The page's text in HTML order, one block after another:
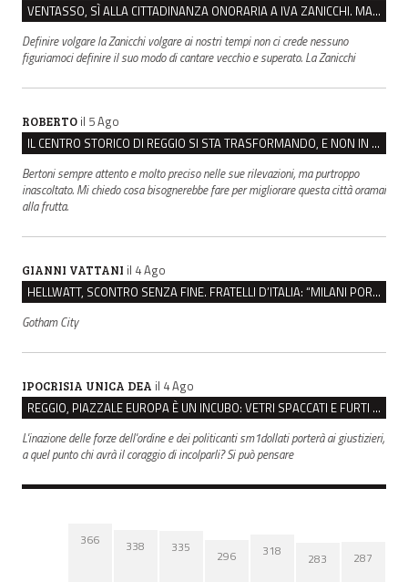
VENTASSO, SÌ ALLA CITTADINANZA ONORARIA A IVA ZANICCHI. MA BARGIACCHI: “È DI PESSIMO GUSTO”
Definire volgare la Zanicchi volgare ai nostri tempi non ci crede nessuno
figuriamoci definire il suo modo di cantare vecchio e superato. La Zanicchi
ROBERTO il 5 Ago
IL CENTRO STORICO DI REGGIO SI STA TRASFORMANDO, E NON IN MEGLIO
Bertoni sempre attento e molto preciso nelle sue rilevazioni, ma purtroppo
inascoltato. Mi chiedo cosa bisognerebbe fare per migliorare questa città oramai
alla frutta.
GIANNI VATTANI il 4 Ago
HELLWATT, SCONTRO SENZA FINE. FRATELLI D’ITALIA: “MILANI PORTA DOCUMENTI, DE FRANCO INSULTI”
Gotham City
IPOCRISIA UNICA DEA il 4 Ago
REGGIO, PIAZZALE EUROPA È UN INCUBO: VETRI SPACCATI E FURTI SULLE AUTO IN SOSTA
L'inazione delle forze dell'ordine e dei politicanti sm1dollati porterà ai giustizieri,
a quel punto chi avrà il coraggio di incolparli? Si può pensare
366 338 335
296 318 283 287